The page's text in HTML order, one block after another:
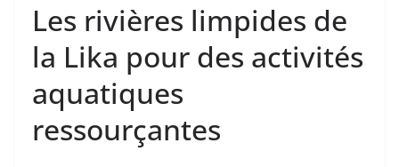
Les rivières limpides de
la Lika pour des activités
aquatiques
ressourçantes